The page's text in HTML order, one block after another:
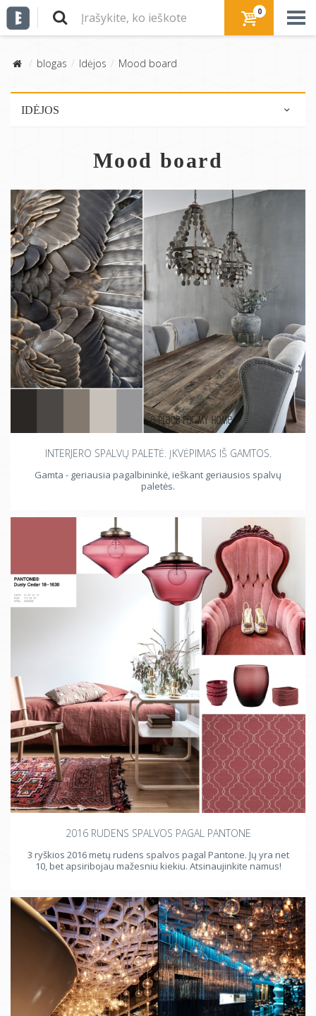
0
blogas Idėjos Mood board
IDĖJOS
Originalios idėjos
Mood board
Interjero dekoravimas
Nusikopijuok kambarį
Rašo dirbtinis intelektas
Mood board
INTERJERO SPALVŲ PALETĖ. ĮKVĖPIMAS IŠ GAMTOS.
Gamta - geriausia pagalbininkė, ieškant geriausios spalvų
paletės.
2016 RUDENS SPALVOS PAGAL PANTONE
3 ryškios 2016 metų rudens spalvos pagal Pantone. Jų yra net
10, bet apsiribojau mažesniu kiekiu. Atsinaujinkite namus!